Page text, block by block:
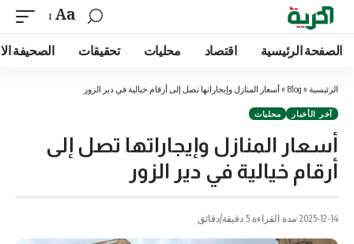
Aa
الصفحة الرئيسية اقتصاد محليات تحقيقات الصحيفة
الرئيسية »
Blog
»أسعار المنازل وإيجاراتها تصل إلى أرقام خيالية في دير الزور
آخر الأخبار محليات
أسعار المنازل وإيجاراتها تصل إلى
أرقام خيالية في دير الزور
2025-12-14 مدة القراءة 5 دقيقة/دقائق